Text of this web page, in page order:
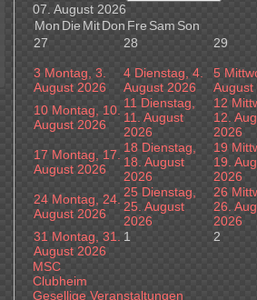
07. August 2026
Mon Die MitDon Fre Sam Son
27
28 29
3 Montag, 3.
August 2026
4 Dienstag, 4.
August 2026
5
August
10 Montag, 10.
August 2026
11 Dienstag,
11. August
2026
12
12.
2026
17 Montag, 17.
August 2026
18 Dienstag,
18. August
2026
19
19.
2026
24 Montag, 24.
August 2026
25 Dienstag,
25. August
2026
26
26.
2026
31 Montag, 31.
August 2026
1 2
MSC
Clubheim
Gesellige Veranstaltungen